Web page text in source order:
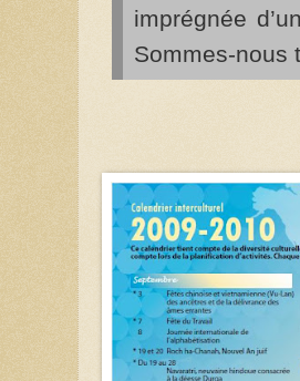
imprégnée
Sommes-nous